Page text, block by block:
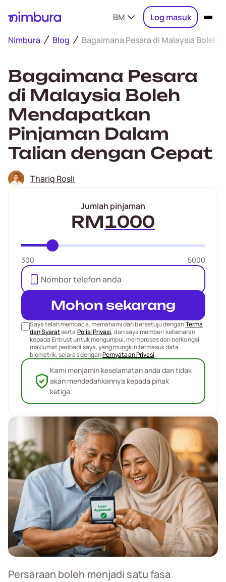
BM Log masuk
Nimbura Blog Bagaimana Pesara di Malaysia Boleh
Bagaimana Pesara
di Malaysia Boleh
Mendapatkan
Pinjaman Dalam
Talian dengan Cepat
Thariq Rosli
Persaraan boleh menjadi satu fasa
Jumlah pinjaman
RM
300 5000
Mohon sekarang
Saya telah membaca, memahami dan bersetuju denganTerma
dan Syaratserta Polisi Privasi, dan saya memberi kebenaran
kepada Entrust untuk mengumpul, memproses dan berkongsi
maklumat peribadi saya, yang mungkin termasuk data
biometrik, selaras denganPernyataan Privasi.
Kami menjamin keselamatan anda dan tidak
akan mendedahkannya kepada pihak
ketiga.